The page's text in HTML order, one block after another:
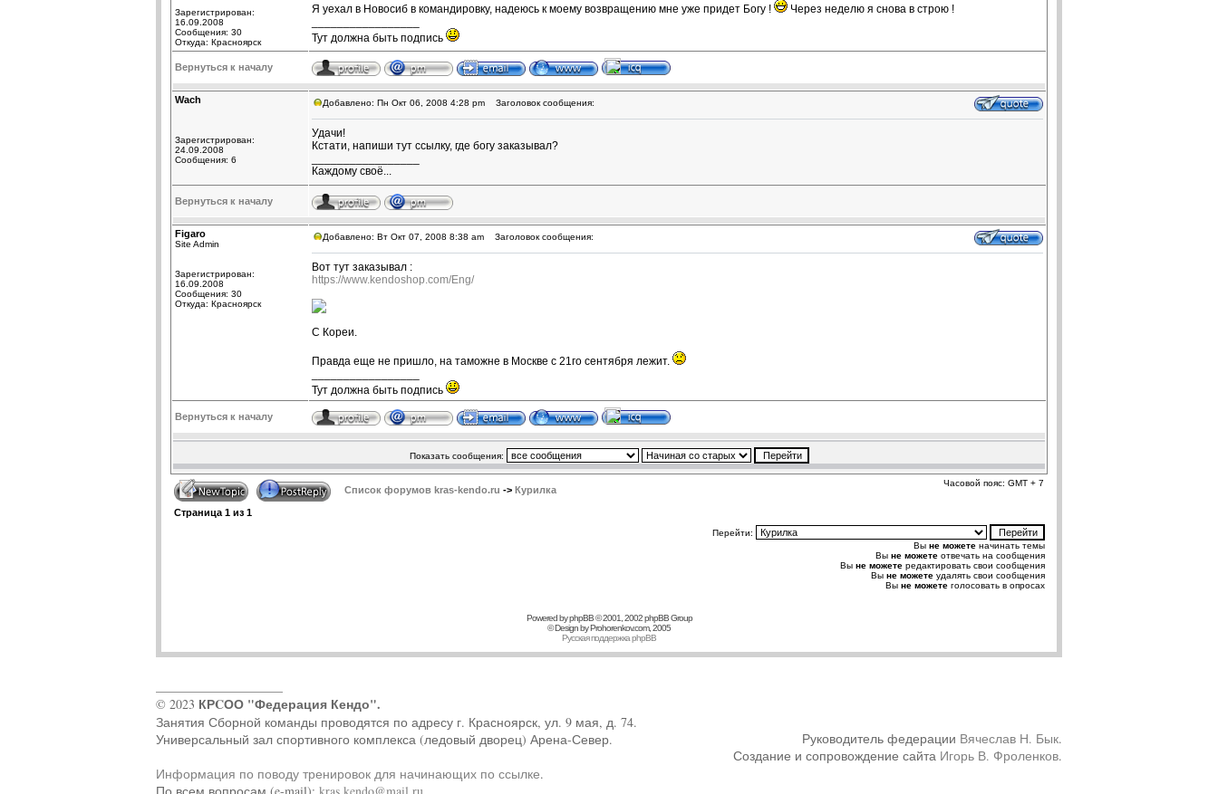
Зарегистрирован:
16.09.2008
Сообщения: 30
Откуда: Красноярск
Я уехал в Новосиб в командировку, надеюсь к моему возвращению мне уже придет Богу !
Через неделю я снова в строю !
Тут должна быть подпись
Вернуться к началу
Wach
Зарегистрирован:
24.09.2008
Сообщения: 6
Добавлено: Пн Окт 06, 2008 4:28 pm Заголовок сообщения:
Удачи!
Кстати, напиши тут ссылку, где богу заказывал?
Каждому своё...
Вернуться к началу
Figaro
Site Admin
Зарегистрирован:
16.09.2008
Сообщения: 30
Откуда: Красноярск
Добавлено: Вт Окт 07, 2008 8:38 am Заголовок сообщения:
Вот тут заказывал :
https://www.kendoshop.com/Eng/
С Кореи.
Правда еще не пришло, на таможне в Москве с 21го сентября лежит.
Тут должна быть подпись
Вернуться к началу
Показать сообщения:
Список форумов kras-kendo.ru -> Курилка
Часовой пояс: GMT + 7
Страница 1 из 1
Перейти:
Вы не можете начинать темы
Вы не можете отвечать на сообщения
Вы не можете редактировать свои сообщения
Вы не можете удалять свои сообщения
Вы не можете голосовать в опросах
Powered byphpBB© 2001, 2002 phpBB Group
© Design byProhorenkov.com, 2005
Русская поддержка phpBB
© 2023 КРCОО "Федерация Кендо".
Занятия Сборной команды проводятся по адресу г. Красноярск, ул. 9 мая, д. 74.
Универсальный зал спортивного комплекса (ледовый дворец) Арена-Север.
Информация по поводу тренировок для начинающих по ссылке.
Руководитель федерации Вячеслав Н. Бык.
Создание и сопровождение сайта Игорь В. Фроленков.